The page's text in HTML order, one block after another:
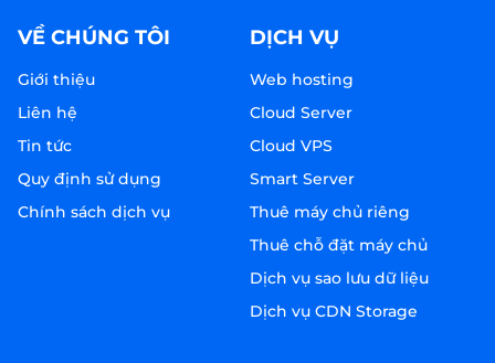
VỀ CHÚNG TÔI
Giới thiệu
Liên hệ
Tin tức
Quy định sử dụng
Chính sách dịch vụ
DỊCH VỤ
Web hosting
Cloud Server
Cloud VPS
Smart Server
Thuê máy chủ riêng
Thuê chỗ đặt máy chủ
Dịch vụ sao lưu dữ liệu
Dịch vụ CDN Storage